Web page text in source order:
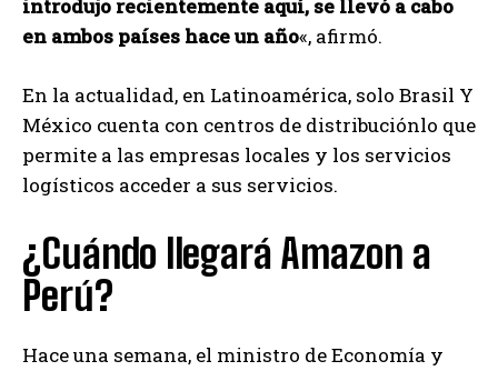
introdujo recientemente aquí, se llevó a cabo
en ambos países hace un año«, afirmó.
En la actualidad, en Latinoamérica, solo Brasil Y
México cuenta con centros de distribuciónlo que
permite a las empresas locales y los servicios
logísticos acceder a sus servicios.
¿Cuándo llegará Amazon a
Perú?
Hace una semana, el ministro de Economía y